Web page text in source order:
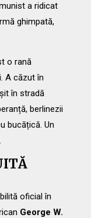
a ridicat
ghimpată,
o rană
A căzut în
în stradă
berlinezii
bucățică. Un
oficial în
George W.